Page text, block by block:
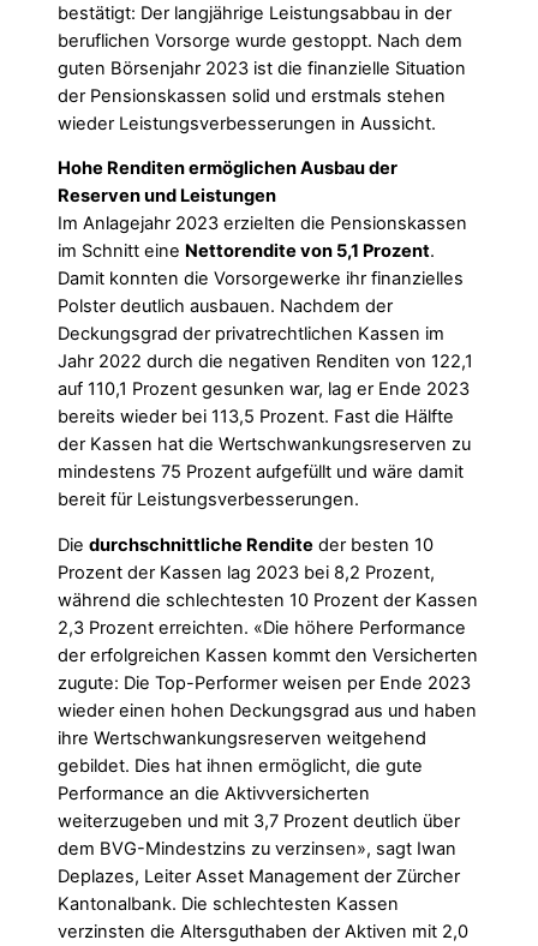
bestätigt: Der langjährige Leistungsabbau in der
beruflichen Vorsorge wurde gestoppt. Nach dem
guten Börsenjahr 2023 ist die finanzielle Situation
der Pensionskassen solid und erstmals stehen
wieder Leistungsverbesserungen in Aussicht.
Hohe Renditen ermöglichen Ausbau der
Reserven und Leistungen
Im Anlagejahr 2023 erzielten die Pensionskassen
im Schnitt eine Nettorendite von 5,1 Prozent.
Damit konnten die Vorsorgewerke ihr finanzielles
Polster deutlich ausbauen. Nachdem der
Deckungsgrad der privatrechtlichen Kassen im
Jahr 2022 durch die negativen Renditen von 122,1
auf 110,1 Prozent gesunken war, lag er Ende 2023
bereits wieder bei 113,5 Prozent. Fast die Hälfte
der Kassen hat die Wertschwankungsreserven zu
mindestens 75 Prozent aufgefüllt und wäre damit
bereit für Leistungsverbesserungen.
Die durchschnittliche Rendite der besten 10
Prozent der Kassen lag 2023 bei 8,2 Prozent,
während die schlechtesten 10 Prozent der Kassen
2,3 Prozent erreichten. «Die höhere Performance
der erfolgreichen Kassen kommt den Versicherten
zugute: Die Top-Performer weisen per Ende 2023
wieder einen hohen Deckungsgrad aus und haben
ihre Wertschwankungsreserven weitgehend
gebildet. Dies hat ihnen ermöglicht, die gute
Performance an die Aktivversicherten
weiterzugeben und mit 3,7 Prozent deutlich über
dem BVG-Mindestzins zu verzinsen», sagt Iwan
Deplazes, Leiter Asset Management der Zürcher
Kantonalbank. Die schlechtesten Kassen
verzinsten die Altersguthaben der Aktiven mit 2,0